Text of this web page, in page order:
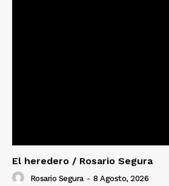
El heredero / Rosario Segura
Rosario Segura - 8 Agosto, 2026